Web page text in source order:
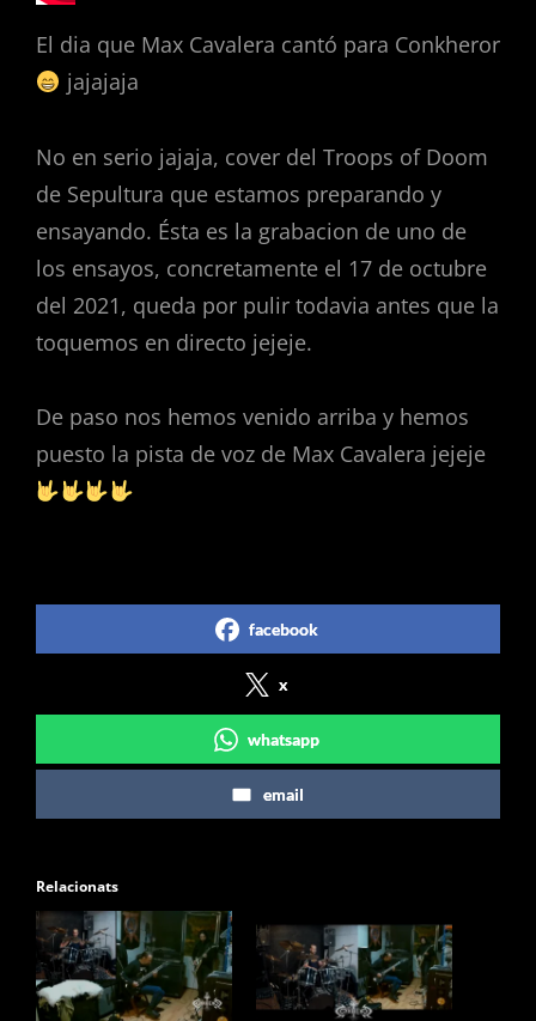
El dia que Max Cavalera cantó para Conkheror
jajajaja
No en serio jajaja, cover del Troops of Doom
de Sepultura que estamos preparando y
ensayando. Ésta es la grabacion de uno de
los ensayos, concretamente el 17 de octubre
del 2021, queda por pulir todavia antes que la
toquemos en directo jejeje.
De paso nos hemos venido arriba y hemos
puesto la pista de voz de Max Cavalera jejeje
facebook
x
whatsapp
email
Relacionats